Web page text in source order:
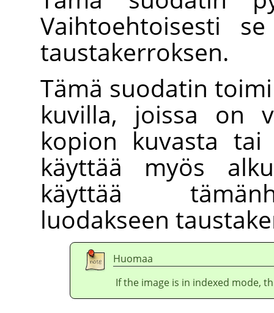
Vaihtoehtoisesti
taustakerroksen.
Tämä suodatin
kuvilla, joissa on
kopion kuvasta tai
käyttää myös
käyttää
luodakseen
Huomaa
If the image is in indexed mode,